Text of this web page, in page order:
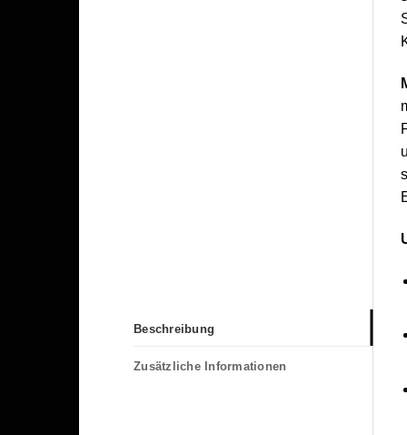
Beschreibung
Zusätzliche Informationen